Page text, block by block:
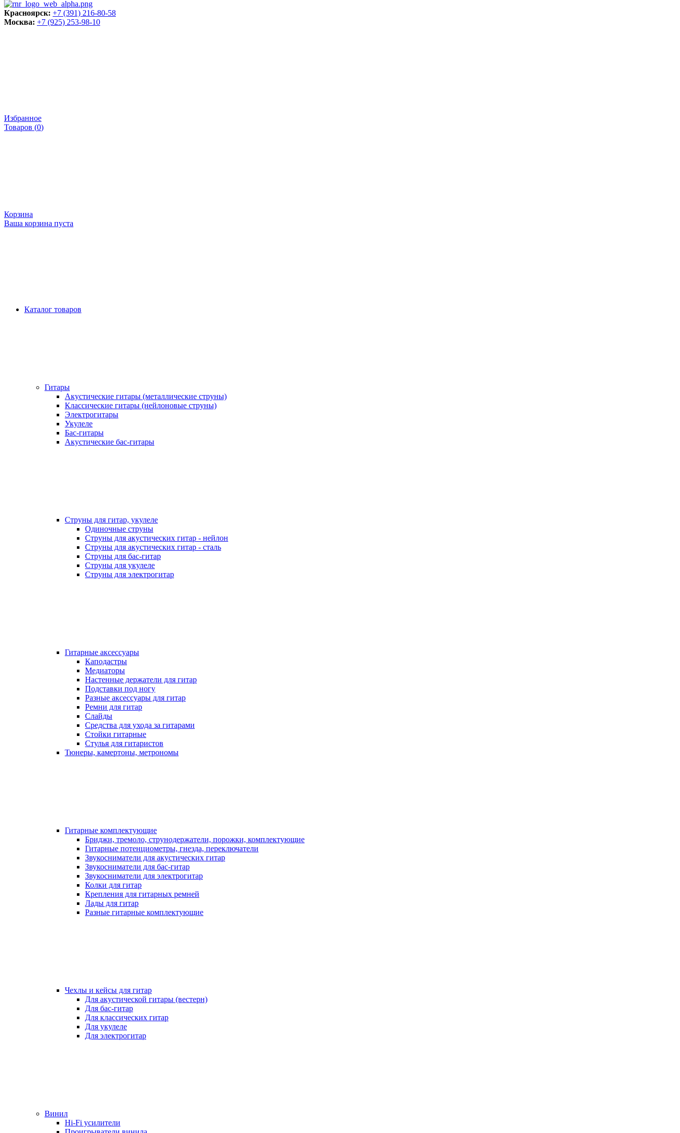
Красноярск: +7 (391) 216-80-58
Москва: +7 (925) 253-98-10
Избранное
Товаров (0)
Корзина
Ваша корзина пуста
Каталог товаров
Гитары
Акустические гитары (металлические струны)
Классические гитары (нейлоновые струны)
Электрогитары
Укулеле
Бас-гитары
Акустические бас-гитары
Струны для гитар, укулеле
Одиночные струны
Струны для акустических гитар - нейлон
Струны для акустических гитар - сталь
Струны для бас-гитар
Струны для укулеле
Струны для электрогитар
Гитарные аксессуары
Каподастры
Медиаторы
Настенные держатели для гитар
Подставки под ногу
Разные аксессуары для гитар
Ремни для гитар
Слайды
Средства для ухода за гитарами
Стойки гитарные
Стулья для гитаристов
Тюнеры, камертоны, метрономы
Гитарные комплектующие
Бриджи, тремоло, струнодержатели, порожки, комплектующие
Гитарные потенциометры, гнезда, переключатели
Звукосниматели для акустических гитар
Звукосниматели для бас-гитар
Звукосниматели для электрогитар
Колки для гитар
Крепления для гитарных ремней
Лады для гитар
Разные гитарные комплектующие
Чехлы и кейсы для гитар
Для акустической гитары (вестерн)
Для бас-гитар
Для классических гитар
Для укулеле
Для электрогитар
Винил
Hi-Fi усилители